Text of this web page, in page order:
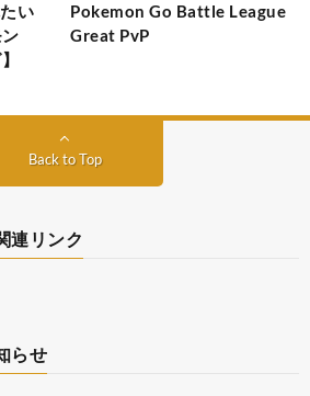
い
Pokemon Go Battle League
Great PvP
Back to Top
連リンク
らせ